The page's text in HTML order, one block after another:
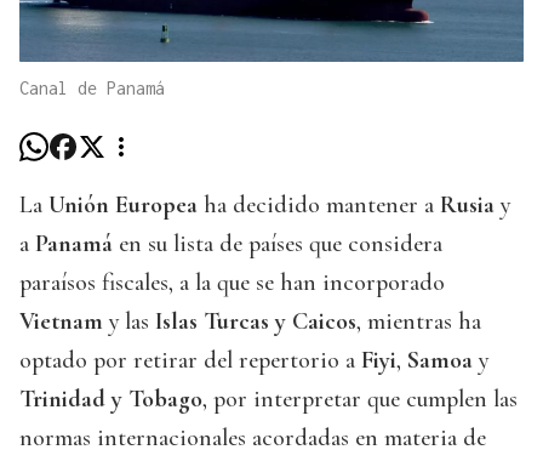
Canal de Panamá
La Unión Europea ha decidido mantener a Rusia y
a Panamá en su lista de países que considera
paraísos fiscales, a la que se han incorporado
Vietnam y las Islas Turcas y Caicos, mientras ha
optado por retirar del repertorio a Fiyi, Samoa y
Trinidad y Tobago, por interpretar que cumplen las
normas internacionales acordadas en materia de